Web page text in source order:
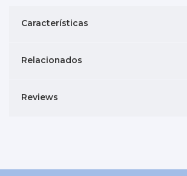
Características
Relacionados
Reviews